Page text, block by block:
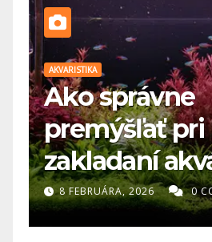
Kam
dome –
ktoré
2 FEBRUÁRA,